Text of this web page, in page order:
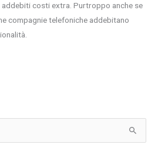
costi extra. Purtroppo anche se
compagnie telefoniche addebitano